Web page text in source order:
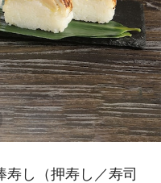
寿し（押寿し／寿司